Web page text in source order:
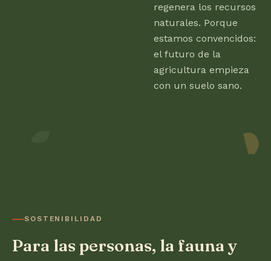
regenera los recursos
naturales. Porque
estamos convencidos:
el futuro de la
agricultura empieza
con un suelo sano.
SOSTENIBILIDAD
Para las personas, la fauna y